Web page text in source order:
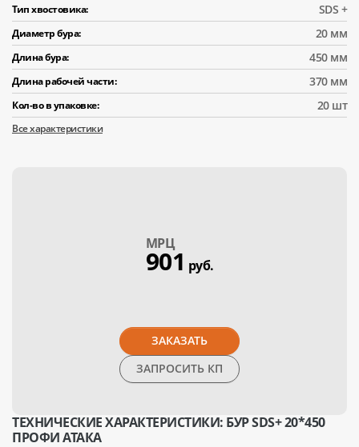
Тип хвостовика: SDS +
Диаметр бура: 20 мм
Длина бура: 450 мм
Длина рабочей части: 370 мм
Кол-во в упаковке: 20 шт
Все характеристики
МPЦ
901 руб.
ЗАКАЗАТЬ
ЗАПРОСИТЬ КП
ТЕХНИЧЕСКИЕ ХАРАКТЕРИСТИКИ: БУР SDS+ 20*450
ПРОФИ АТАКА